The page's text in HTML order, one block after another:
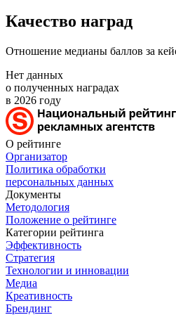
Качество наград
Отношение медианы баллов за
Нет данных
о полученных наградах
в 2026 году
О рейтинге
Организатор
Политика обработки
персональных данных
Документы
Методология
Положение о рейтинге
Категории рейтинга
Эффективность
Стратегия
Технологии и инновации
Медиа
Креативность
Брендинг